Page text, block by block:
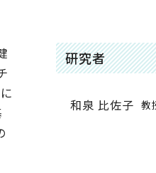
研究者
和泉 比佐子 教